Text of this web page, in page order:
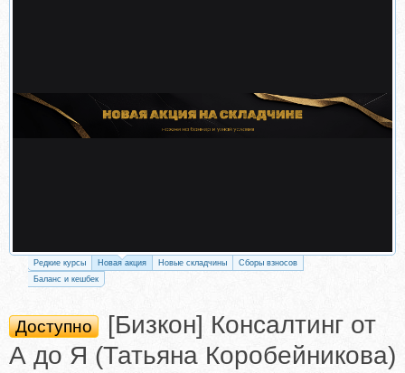
Редкие курсы Новая акция Новые складчины
Сборы взносов
Баланс и кешбек
Доступно
[Бизкон] Консалтинг от
А до Я (Татьяна Коробейникова)